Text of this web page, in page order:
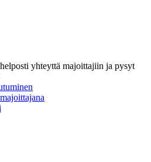
yhteyttä majoittajiin ja pysyt